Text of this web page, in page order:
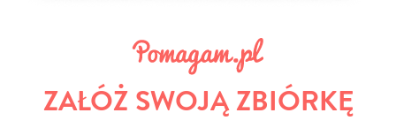
ZAŁÓŻ SWOJĄ ZBIÓRKĘ